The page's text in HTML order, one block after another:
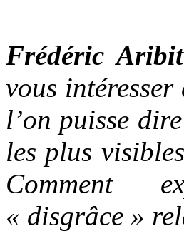
Frédéric Aribit
vous
l’on puisse
les plus
Comment
« disgrâce »